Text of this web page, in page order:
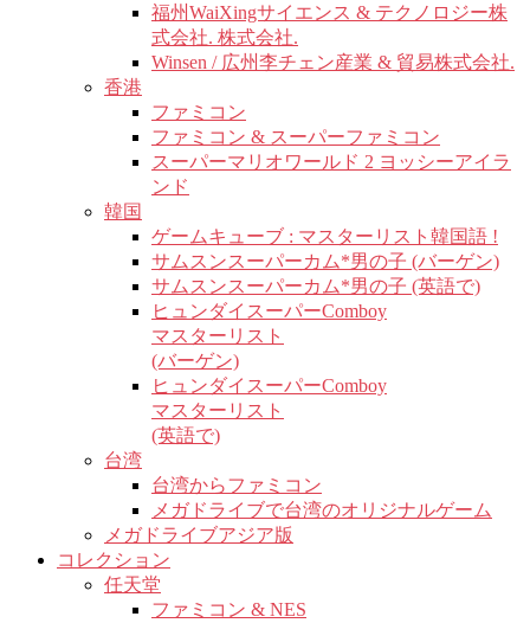
福州WaiXingサイエンス & テクノロジー株
式会社. 株式会社.
Winsen / 広州李チェン産業 & 貿易株式会社.
香港
ファミコン
ファミコン & スーパーファミコン
スーパーマリオワールド 2 ヨッシーアイラ
ンド
韓国
ゲームキューブ : マスターリスト韓国語 !
サムスンスーパーカム*男の子 (バーゲン)
サムスンスーパーカム*男の子 (英語で)
ヒュンダイスーパーComboy
マスターリスト
(バーゲン)
ヒュンダイスーパーComboy
マスターリスト
(英語で)
台湾
台湾からファミコン
メガドライブで台湾のオリジナルゲーム
メガドライブアジア版
コレクション
任天堂
ファミコン & NES